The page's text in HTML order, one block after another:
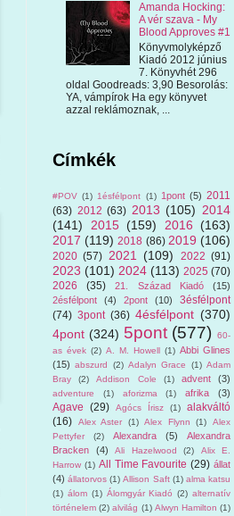
Amanda Hocking:
A vér szava - My
Blood Approves #1
Könyvmolyképző
Kiadó 2012 június
7. Könyvhét 296
oldal Goodreads: 3,90 Besorolás:
YA, vámpírok Ha egy könyvet
azzal reklámoznak, ...
Címkék
#POV (1) 1ésfélpont (1) 1pont (5) 2011
(63) 2012 (63) 2013 (105) 2014
(141)
2015 (159) 2016
(163)
2017 (119) 2018 (86) 2019 (106)
2020 (57) 2021 (109) 2022 (91)
2023 (101) 2024 (113) 2025 (70)
2026
(35) 21. Század Kiadó
(15)
2ésfélpont
(4) 2pont (10)
3ésfélpont
(74) 3pont (36) 4ésfélpont (370)
4pont (324) 5pont (577) 60-
as évek (2) A. M. Howell (1) Abbi Glines
(15) abszurd (2) Adalyn Grace (1) Adam
Bray
(2) Addison Cole (1) advent (3)
adventure (1) aforizma (1) afrika (3)
Agave (29) Agócs Írisz (1)
alakváltó
(16)
Alex Aster (1) Alex Flynn (1)
Alex
Pettyfer
(2) Alexandra (5)
Alexandra
Bracken
(4) Ali Hazelwood (2)
Alix E.
Harrow (1) All Time Favourite (29) állat
(4) állatorvos (1) Allison Saft (1) alma katsu
(1) álom (1) Álomgyár Kiadó (2) alternatív
történelem (2) alvilág (1) Alwyn Hamilton (1)